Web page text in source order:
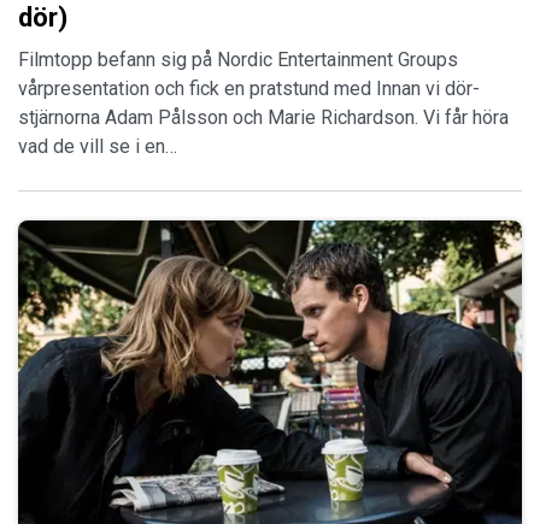
dör)
Filmtopp befann sig på Nordic Entertainment Groups
vårpresentation och fick en pratstund med Innan vi dör-
stjärnorna Adam Pålsson och Marie Richardson. Vi får höra
vad de vill se i en…